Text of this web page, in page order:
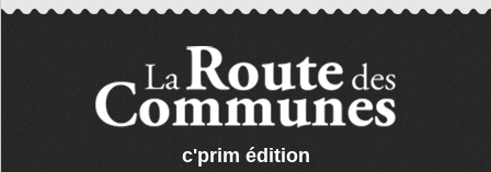
c'prim édition